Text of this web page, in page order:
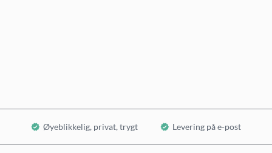
Øyeblikkelig, privat, trygt Levering på e-post